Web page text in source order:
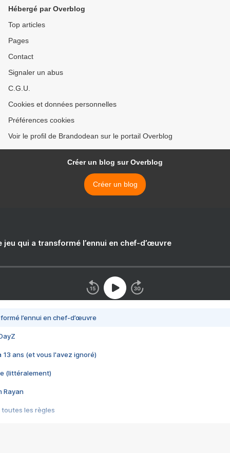
Hébergé par Overblog
Top articles
Pages
Contact
Signaler un abus
C.G.U.
Cookies et données personnelles
Préférences cookies
Voir le profil de Brandodean sur le portail Overblog
Créer un blog sur Overblog
Créer un blog
jeu qui a transformé l’ennui en chef-d’œuvre
l’ennui en chef-d’œuvre
13 ans (et vous l'avez ignoré)
(littéralement)
Rayan
toutes les règles